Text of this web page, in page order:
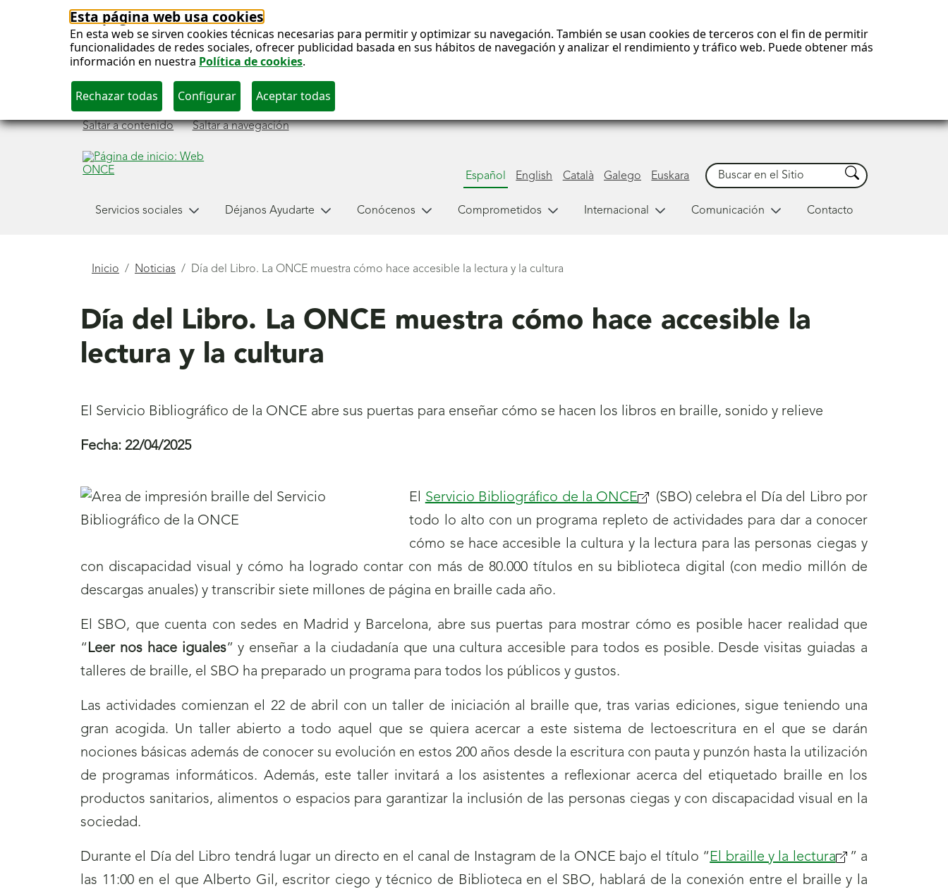
Esta página web usa cookies
En esta web se sirven cookies técnicas necesarias para permitir y optimizar su navegación. También se usan cookies de terceros con el fin de permitir
funcionalidades de redes sociales, ofrecer publicidad basada en sus hábitos de navegación y analizar el rendimiento y tráfico web. Puede obtener más
información en nuestra Política de cookies.
Saltar a contenido Saltar a navegación
Español English Català Galego Euskara
Buscar Buscar
Servicios sociales Déjanos Ayudarte Conócenos Comprometidos Internacional Comunicación Contacto
Está
Inicio Noticias Día del Libro. La ONCE muestra cómo hace accesible la lectura y la cultura
Día del Libro. La ONCE muestra cómo hace accesible la
lectura y la cultura
El Servicio Bibliográfico de la ONCE abre sus puertas para enseñar cómo se hacen los libros en braille, sonido y relieve
Fecha: 22/04/2025
El Servicio Bibliográfico de la ONCE(se
abrirá
nueva
ventana)
(SBO) celebra el Día del Libro por
todo lo alto con un programa repleto de actividades para dar a conocer
cómo se hace accesible la cultura y la lectura para las personas ciegas y
con discapacidad visual y cómo ha logrado contar con más de 80.000 títulos en su biblioteca digital (con medio millón de
descargas anuales) y transcribir siete millones de página en braille cada año.
El SBO, que cuenta con sedes en Madrid y Barcelona, abre sus puertas para mostrar cómo es posible hacer realidad que
“ Leer nos hace iguales” y enseñar a la ciudadanía que una cultura accesible para todos es posible. Desde visitas guiadas a
talleres de braille, el SBO ha preparado un programa para todos los públicos y gustos.
Las actividades comienzan el 22 de abril con un taller de iniciación al braille que, tras varias ediciones, sigue teniendo una
gran acogida. Un taller abierto a todo aquel que se quiera acercar a este sistema de lectoescritura en el que se darán
nociones básicas además de conocer su evolución en estos 200 años desde la escritura con pauta y punzón hasta la utilización
de programas informáticos. Además, este taller invitará a los asistentes a reflexionar acerca del etiquetado braille en los
productos sanitarios, alimentos o espacios para garantizar la inclusión de las personas ciegas y con discapacidad visual en la
sociedad.
Durante el Día del Libro tendrá lugar un directo en el canal de Instagram de la ONCE bajo el título “ El braille y la lectura(se
abrirá
” a
las 11:00 en el que Alberto Gil, escritor ciego y técnico de Biblioteca en el SBO, hablará de la conexión entre el braille y la